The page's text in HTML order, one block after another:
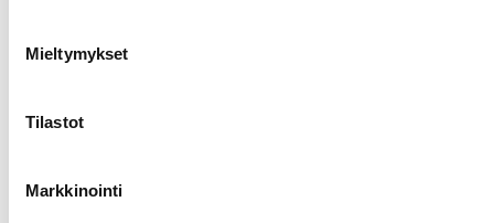
Mieltymykset
Tilastot
Markkinointi
Studiotec toteutti uuden monitoimitalon